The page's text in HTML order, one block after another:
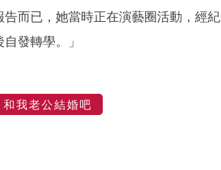
而已，她當時正在演藝圈活動，經紀
發轉學。」
和我老公結婚吧